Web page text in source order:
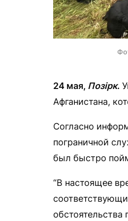
24 мая, Позірк.
Афганистана,
Согласно
пограничной
был быстро
“В настоящее
обстоятельства